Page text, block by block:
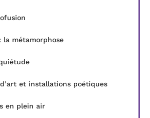
la métamorphose
et installations poétiques
en plein air